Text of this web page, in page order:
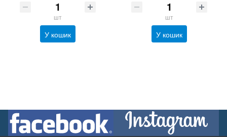
шт
У кошик
шт
У кошик